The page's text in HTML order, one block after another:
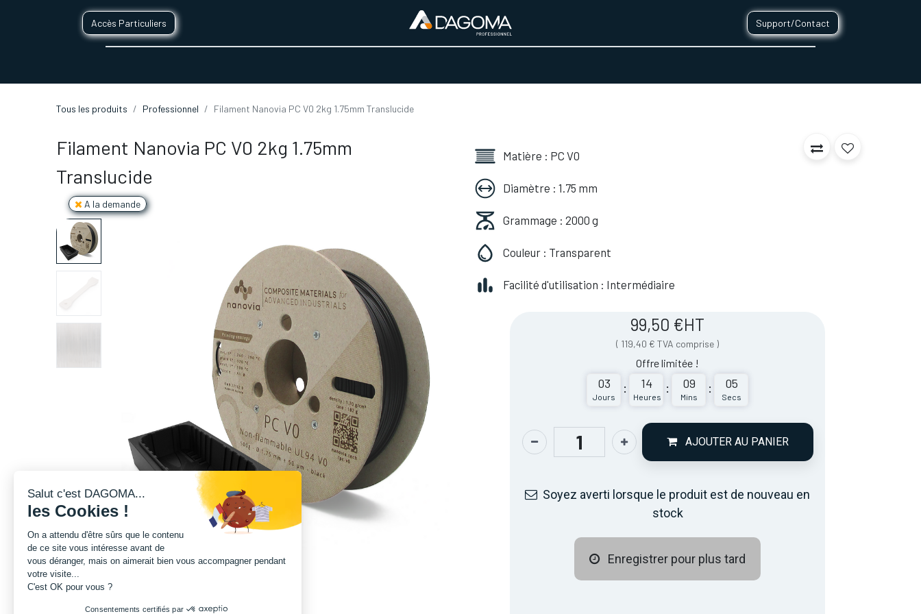
Accès Particuliers Support/Contact
Tous les produits Professionnel Filament Nanovia PC V0 2kg 1.75mm Translucide
Filament Nanovia PC V0 2kg 1.75mm
Translucide
A la demande
Matière : PC V0
Diamètre : 1.75 mm
Grammage : 2000 g
Couleur : Transparent
Facilité d'utilisation : Intermédiaire
99,50 €HT
( 119,40 € TVA comprise )
Offre limitée !
03
Jours
: 14
Heures
: 09
Mins
: 05
Secs
AJOUTER AU PANIER
Soyez averti lorsque le produit est de nouveau en
stock
Enregistrer pour plus tard
Salut c'est DAGOMA...
les Cookies !
On a attendu d'être sûrs que le contenu
de ce site vous intéresse avant de
vous déranger, mais on aimerait bien vous accompagner pendant
votre visite...
C'est OK pour vous ?
Consentements certifiés par